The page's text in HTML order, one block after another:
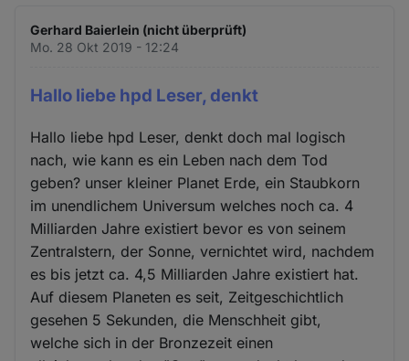
Gerhard Baierlein (nicht überprüft)
Mo. 28 Okt 2019 - 12:24
Hallo liebe hpd Leser, denkt
Hallo liebe hpd Leser, denkt doch mal logisch
nach, wie kann es ein Leben nach dem Tod
geben? unser kleiner Planet Erde, ein Staubkorn
im unendlichem Universum welches noch ca. 4
Milliarden Jahre existiert bevor es von seinem
Zentralstern, der Sonne, vernichtet wird, nachdem
es bis jetzt ca. 4,5 Milliarden Jahre existiert hat.
Auf diesem Planeten es seit, Zeitgeschichtlich
gesehen 5 Sekunden, die Menschheit gibt,
welche sich in der Bronzezeit einen